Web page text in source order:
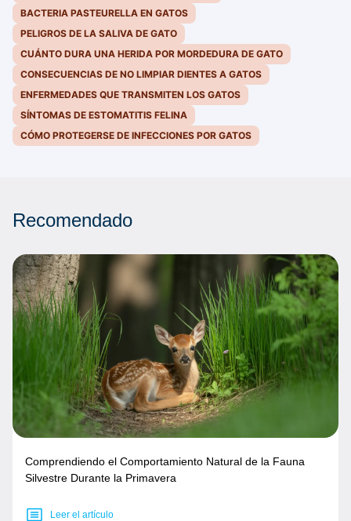
BACTERIA PASTEURELLA EN GATOS
PELIGROS DE LA SALIVA DE GATO
CUÁNTO DURA UNA HERIDA POR MORDEDURA DE GATO
CONSECUENCIAS DE NO LIMPIAR DIENTES A GATOS
ENFERMEDADES QUE TRANSMITEN LOS GATOS
SÍNTOMAS DE ESTOMATITIS FELINA
CÓMO PROTEGERSE DE INFECCIONES POR GATOS
Recomendado
Comprendiendo el Comportamiento Natural de la Fauna
Silvestre Durante la Primavera
Leer el artículo